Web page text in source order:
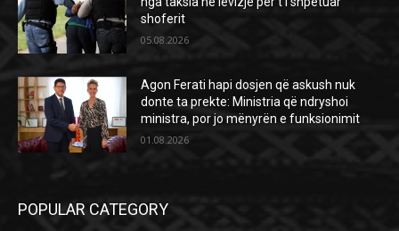
shoferit
05.08.2026
Agon Ferati hapi dosjen që askush nuk
donte ta prekte: Ministria që ndryshoi
ministra, por jo mënyrën e funksionimit
01.08.2026
POPULAR CATEGORY